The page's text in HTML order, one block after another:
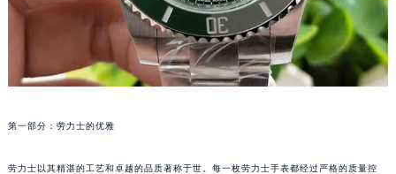
第一部分：劳力士的优雅
劳力士以其精湛的工艺和卓越的品质著称于世。每一枚劳力士手表都经过严格的质量控